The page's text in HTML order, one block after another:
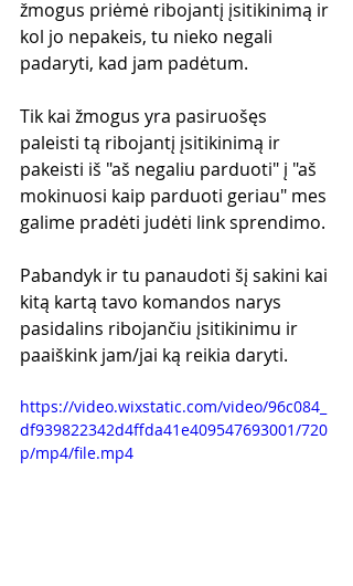
žmogus priėmė ribojantį įsitikinimą ir
kol jo nepakeis, tu nieko negali
padaryti, kad jam padėtum.
Tik kai žmogus yra pasiruošęs
paleisti tą ribojantį įsitikinimą ir
pakeisti iš "aš negaliu parduoti" į "aš
mokinuosi kaip parduoti geriau" mes
galime pradėti judėti link sprendimo.
Pabandyk ir tu panaudoti šį sakini kai
kitą kartą tavo komandos narys
pasidalins ribojančiu įsitikinimu ir
paaiškink jam/jai ką reikia daryti.
https://video.wixstatic.com/video/96c084_
df939822342d4ffda41e409547693001/720
p/mp4/file.mp4